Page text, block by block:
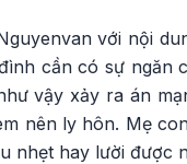
với nội
cần có sự ngăn
vậy xảy ra án
nên ly hôn. Mẹ
nhẹt hay lười được